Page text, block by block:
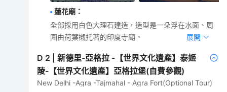
蓮花廟 ：
全部採用白色大理石建造，造型是一朵浮在水面、周
圍由荷葉襯托著的印度寺廟。
展開
D 2 |新德里-亞格拉 -【世界文化遺產】泰姬
陵-【世界文化遺產】亞格拉堡(自費參觀)
New Delhi -Agra -Tajmahal - Agra Fort(Optional Tour)